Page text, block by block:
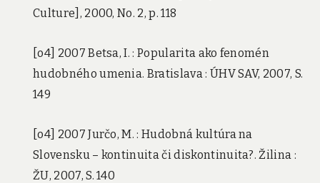
Culture], 2000, No. 2, p. 118
[o4] 2007 Betsa, I. : Popularita ako fenomén
hudobného umenia. Bratislava : ÚHV SAV, 2007, S.
149
[o4] 2007 Jurčo, M. : Hudobná kultúra na
Slovensku – kontinuita či diskontinuita?. Žilina :
ŽU, 2007, S. 140